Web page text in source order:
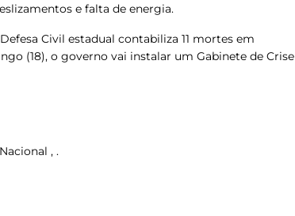
e falta de energia.
Civil estadual contabiliza 11 mortes em
(18), o governo vai instalar um Gabinete de Crise
, .